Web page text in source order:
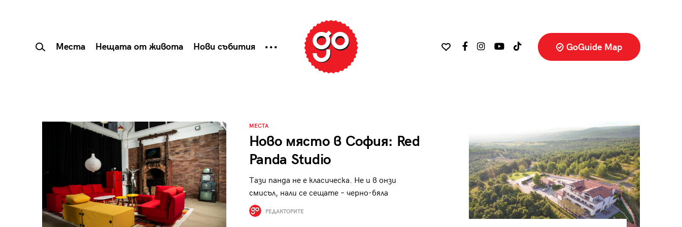
Места Нещата от живота Нови събития GoGuide Map
МЕСТА
Ново място в София: Red
Panda Studio
Тази панда не е класическа. Не и в онзи
смисъл, нали се сещате – черно-бяла
РЕДАКТОРИТЕ